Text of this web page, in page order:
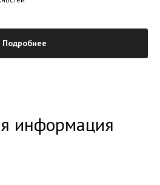
Подробнее
информация